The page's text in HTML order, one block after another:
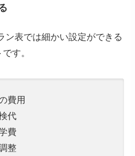
ン表では細かい設定ができる
す。
費用
代
費
整